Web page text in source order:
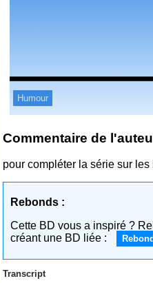
Humour
Commentaire de
pour compléter la série sur
Rebonds :
Cette BD vous a inspiré ?
créant une BD liée :
Transcript